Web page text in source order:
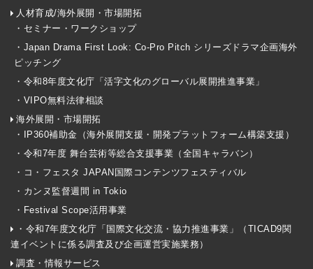
人材育成/海外展開・市場開拓
・セミナー・ワークショップ
・Japan Drama First Look: Co-Pro Pitch シリーズドラマ企画海外
ピッチング
・令和8年度文化庁「活字文化のグローバル展開推進事業」
・VIPO無料法律相談
海外展開・市場開拓
・IP360補助金（海外展開支援・開発プラットフォーム構築支援）
・令和7年度 舞台芸術等総合支援事業（全国キャラバン）
・コ・フェスタ JAPAN国際コンテンツフェスティバル
・カンヌ監督週間 in Tokio
・Festival Scope活用事業
・令和7年度文化庁「国際文化交流・協力推進事業」（TICAD9関
連イベントに係る調査及び企画運営実施業務）
調査・情報サービス